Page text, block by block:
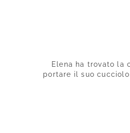
Elena ha trovato la
portare il suo